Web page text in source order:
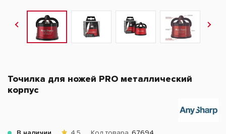
Точилка для ножей PRO металлический
корпус